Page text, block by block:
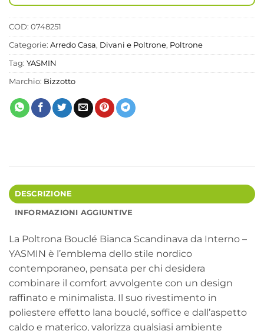
COD: 0748251
Categorie: Arredo Casa, Divani e Poltrone, Poltrone
Tag: YASMIN
Marchio: Bizzotto
DESCRIZIONE
INFORMAZIONI AGGIUNTIVE
La Poltrona Bouclé Bianca Scandinava da Interno –
YASMIN è l’emblema dello stile nordico
contemporaneo, pensata per chi desidera
combinare il comfort avvolgente con un design
raffinato e minimalista. Il suo rivestimento in
poliestere effetto lana bouclé, soffice e dall’aspetto
caldo e materico, valorizza qualsiasi ambiente